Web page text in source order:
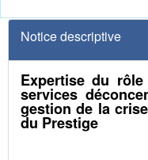
Notice descriptive
Expertise du
services
gestion de la
du Prestige